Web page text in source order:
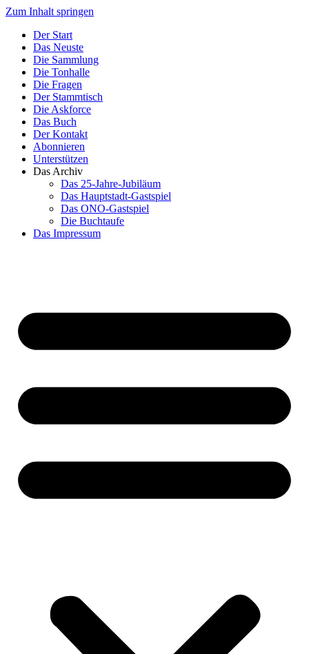
Zum Inhalt springen
Der Start
Das Neuste
Die Sammlung
Die Tonhalle
Die Fragen
Der Stammtisch
Die Askforce
Das Buch
Der Kontakt
Abonnieren
Unterstützen
Das Archiv
Das 25-Jahre-Jubiläum
Das Hauptstadt-Gastspiel
Das ONO-Gastspiel
Die Buchtaufe
Das Impressum